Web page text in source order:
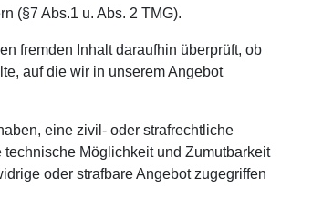
(§7 Abs.1 u. Abs. 2 TMG).
fremden Inhalt daraufhin überprüft, ob
auf die wir in unserem Angebot
eine zivil- oder strafrechtliche
Möglichkeit und Zumutbarkeit
oder strafbare Angebot zugegriffen